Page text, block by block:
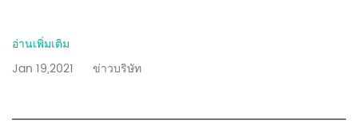
อ่านเพิ่มเติม
Jan 19,2021
ข่าวบริษัท